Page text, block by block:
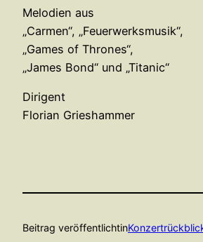
Melodien aus
„Carmen“, „Feuerwerksmusik“,
„Games of Thrones“,
„James Bond“ und „Titanic“
Dirigent
Florian Grieshammer
Beitrag veröffentlichtin